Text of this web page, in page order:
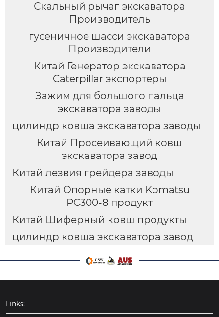
Скальный рычаг экскаватора
Производитель
гусеничное шасси экскаватора
Производители
Китай Генератор экскаватора
Caterpillar экспортеры
Зажим для большого пальца
экскаватора заводы
цилиндр ковша экскаватора заводы
Китай Просеивающий ковш
экскаватора завод
Китай лезвия грейдера заводы
Китай Опорные катки Komatsu
PC300-8 продукт
Китай Шиферный ковш продукты
цилиндр ковша экскаватора завод
Links: